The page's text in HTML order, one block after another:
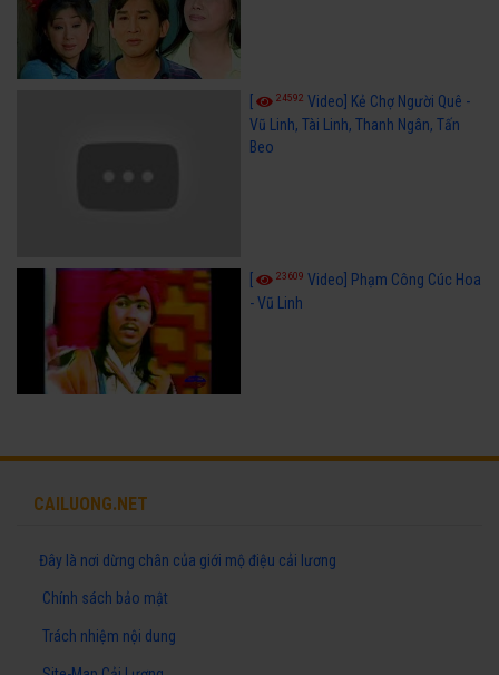
24592 Video] Kẻ Chợ Người Quê -
Vũ Linh, Tài Linh, Thanh Ngân, Tấn
Beo
23609 Video] Phạm Công Cúc Hoa
- Vũ Linh
CAILUONG.NET
Đây là nơi dừng chân của giới mộ điệu cải lương
Chính sách bảo mật
Trách nhiệm nội dung